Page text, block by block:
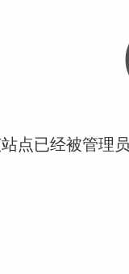
点已经被管理